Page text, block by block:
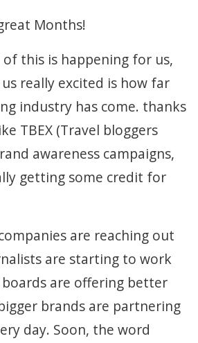
Months!
of this is happening for us,
really excited is how far
industry has come. thanks
TBEX (Travel bloggers
awareness campaigns,
getting some credit for
are reaching out
are starting to work
are offering better
brands are partnering
day. Soon, the word